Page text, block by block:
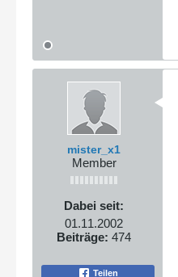
mister_x1
Member
Dabei seit:
01.11.2002
Beiträge: 474
Teilen